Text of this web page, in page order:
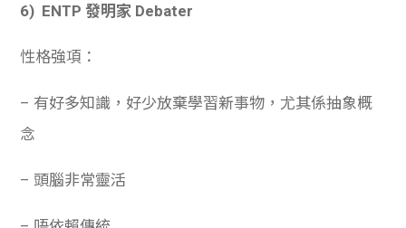
6) ENTP 發明家 Debater
性格強項：
– 有好多知識，好少放棄學習新事物，尤其係抽象概
念
– 頭腦非常靈活